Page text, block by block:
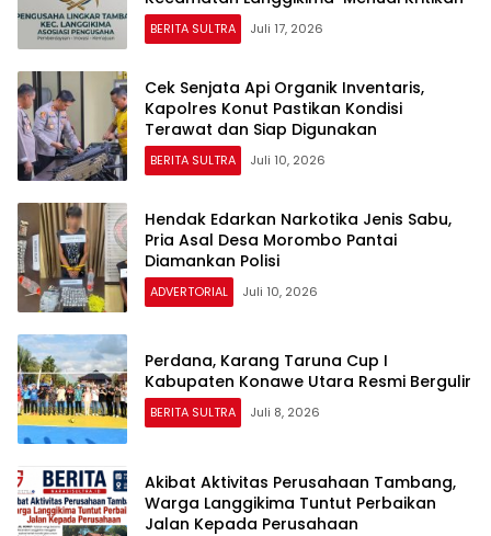
BERITA SULTRA Juli 17, 2026
Cek Senjata Api Organik Inventaris,
Kapolres Konut Pastikan Kondisi
BERITA SULTRA Juli 10, 2026
Hendak Edarkan Narkotika Jenis Sabu,
Pria Asal Desa Morombo Pantai
Diamankan Polisi
ADVERTORIAL Juli 10, 2026
Perdana, Karang Taruna Cup I
Kabupaten Konawe Utara Resmi Bergulir
BERITA SULTRA Juli 8, 2026
Akibat Aktivitas Perusahaan Tambang,
Warga Langgikima Tuntut Perbaikan
Jalan Kepada Perusahaan